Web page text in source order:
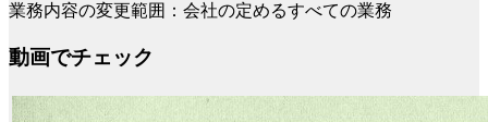
業務内容の変更範囲：会社の定めるすべての業務
動画でチェック